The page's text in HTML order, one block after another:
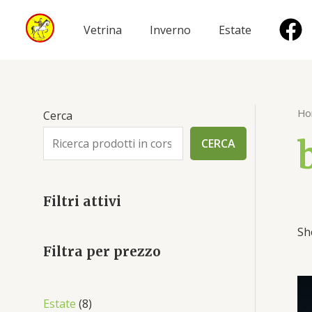
contenuto
Vetrina Inverno Estate
Cerca
CERCA
Filtri attivi
Filtra per prezzo
Estate 88